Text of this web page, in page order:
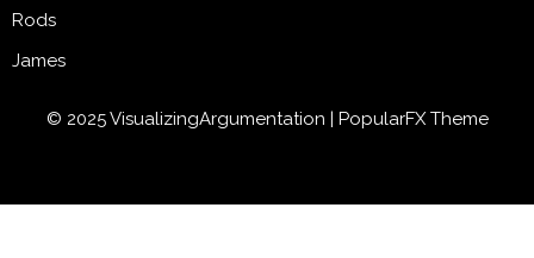
Rods
James
© 2025 VisualizingArgumentation | PopularFX Theme